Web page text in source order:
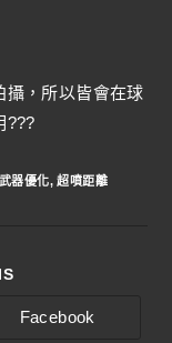
攝，所以皆會在球
???
武器優化, 超噴距離
Facebook